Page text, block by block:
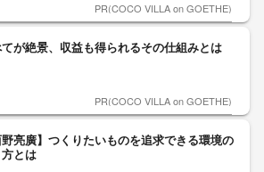
PR(COCO VILLA on GOETHE)
が絶景、収益も得られるその仕組みとは
PR(COCO VILLA on GOETHE)
野亮廣】つくりたいものを追求できる環境の
とは